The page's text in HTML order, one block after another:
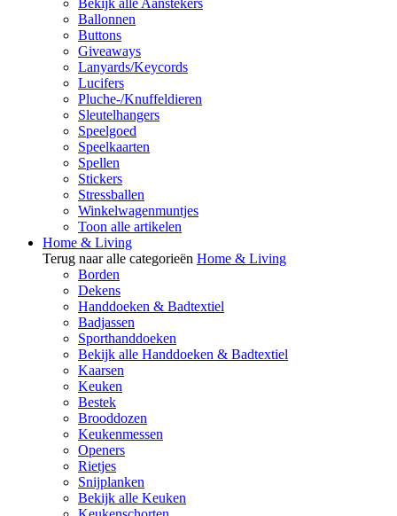
Bekijk alle Aanstekers
Ballonnen
Buttons
Giveaways
Lanyards/Keycords
Lucifers
Pluche-/Knuffeldieren
Sleutelhangers
Speelgoed
Speelkaarten
Spellen
Stickers
Stressballen
Winkelwagenmuntjes
Toon alle artikelen
Home & Living
Terug naar alle categorieën Home & Living
Borden
Dekens
Handdoeken & Badtextiel
Badjassen
Sporthanddoeken
Bekijk alle Handdoeken & Badtextiel
Kaarsen
Keuken
Bestek
Brooddozen
Keukenmessen
Openers
Rietjes
Snijplanken
Bekijk alle Keuken